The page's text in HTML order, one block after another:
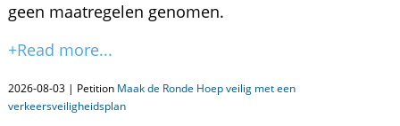
geen maatregelen genomen.
+Read more...
2026-08-03 | Petition Maak de Ronde Hoep veilig met een
verkeersveiligheidsplan